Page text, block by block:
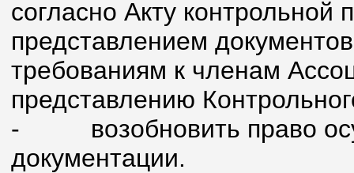
согласно Акту контрольной
представлением
требованиям к членам
представлению
- возобновить право
документации.